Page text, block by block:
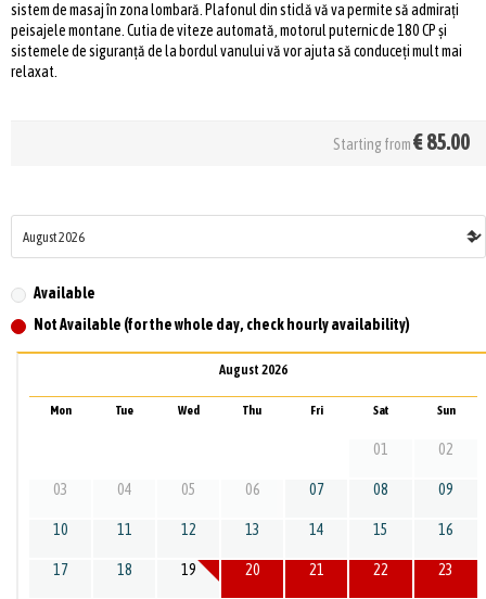
sistem de masaj în zona lombară. Plafonul din sticlă vă va permite să admirați
peisajele montane. Cutia de viteze automată, motorul puternic de 180 CP și
sistemele de siguranță de la bordul vanului vă vor ajuta să conduceți mult mai
relaxat.
Starting from€85.00
Available
Not Available (for the whole day, check hourly availability)
August 2026
Mon Tue Wed Thu Fri Sat Sun
01 02
03 04 05 06 07 08 09
10 11 12 13 14 15 16
17 18 19 20 21 22 23